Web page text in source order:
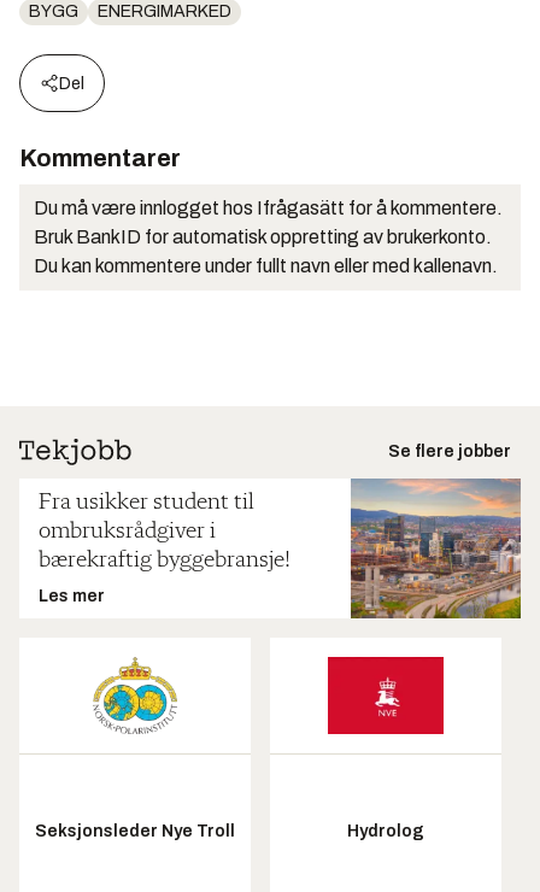
BYGG ENERGIMARKED
Del
Kommentarer
Du må være innlogget hos Ifrågasätt for å kommentere.
Bruk BankID for automatisk oppretting av brukerkonto.
Du kan kommentere under fullt navn eller med kallenavn.
Se flere jobber
Fra usikker student til
ombruksrådgiver i
bærekraftig byggebransje!
Les mer
Seksjonsleder Nye Troll Hydrolog